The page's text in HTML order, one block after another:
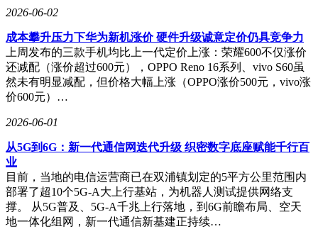
2026-06-02
成本攀升压力下华为新机涨价 硬件升级诚意定价仍具竞争力
上周发布的三款手机均比上一代定价上涨：荣耀600不仅涨价
还减配（涨价超过600元），OPPO Reno 16系列、vivo S60虽
然未有明显减配，但价格大幅上涨（OPPO涨价500元，vivo涨
价600元）…
2026-06-01
从5G到6G：新一代通信网迭代升级 织密数字底座赋能千行百
业
目前，当地的电信运营商已在双浦镇划定的5平方公里范围内
部署了超10个5G-A大上行基站，为机器人测试提供网络支
撑。 从5G普及、5G-A千兆上行落地，到6G前瞻布局、空天
地一体化组网，新一代通信新基建正持续…